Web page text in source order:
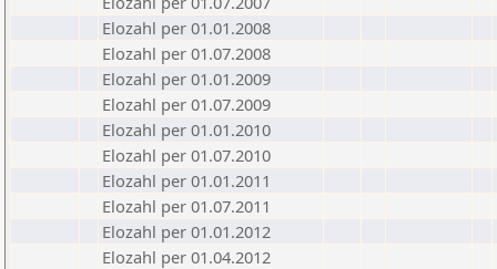
Elozahl per 01.01.2008
Elozahl per 01.07.2008
Elozahl per 01.01.2009
Elozahl per 01.07.2009
Elozahl per 01.01.2010
Elozahl per 01.07.2010
Elozahl per 01.01.2011
Elozahl per 01.07.2011
Elozahl per 01.01.2012
Elozahl per 01.04.2012